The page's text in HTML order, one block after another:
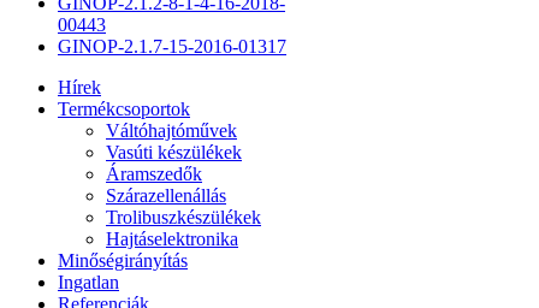
00443
GINOP-2.1.7-15-2016-01317
Hírek
Termékcsoportok
Váltóhajtóművek
Vasúti készülékek
Áramszedők
Szárazellenállás
Trolibuszkészülékek
Hajtáselektronika
Minőségirányítás
Ingatlan
Referenciák